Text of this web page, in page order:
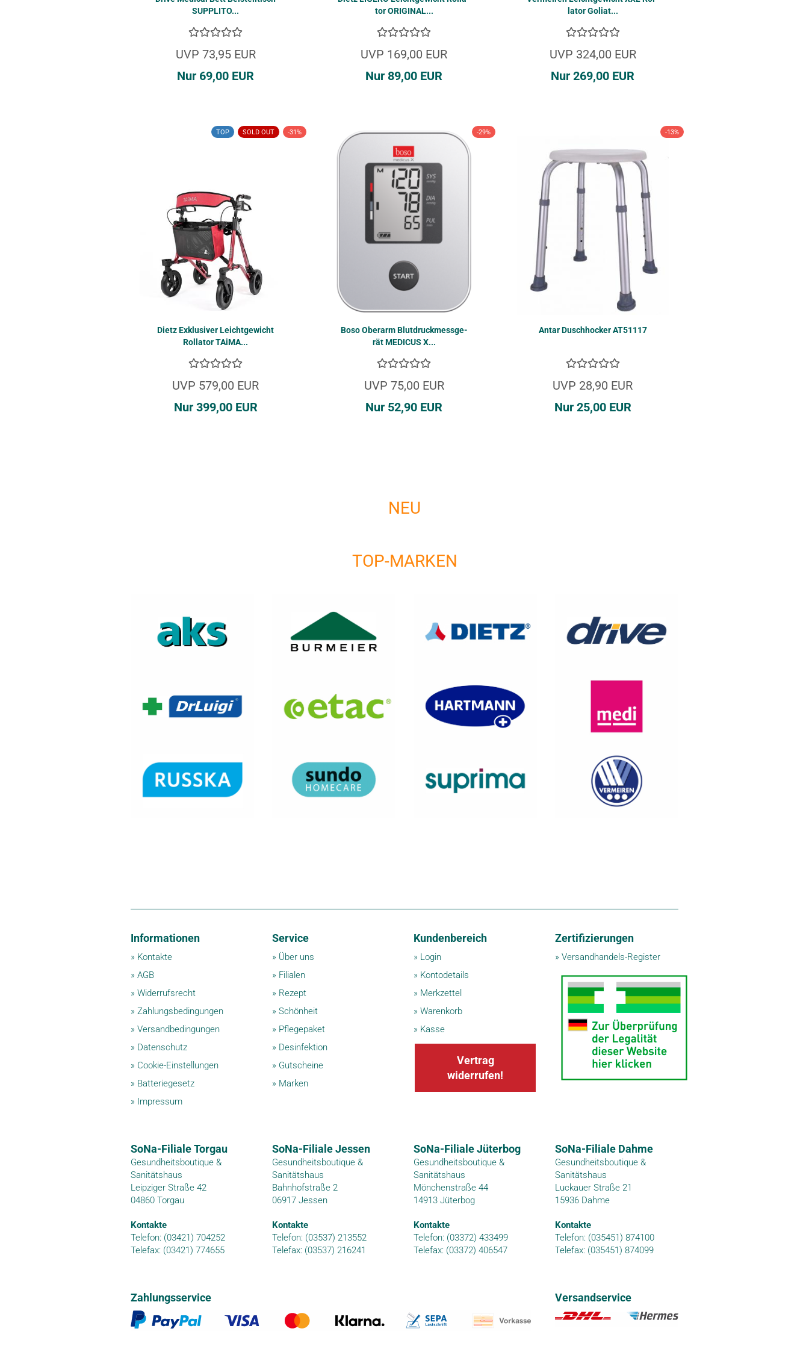
SUP­PLI­TO...
UVP 73,95 EUR
Nur 69,00 EUR
tor ORI­GI­NAL...
UVP 169,00 EUR
Nur 89,00 EUR
la­tor Go­li­at...
UVP 324,00 EUR
Nur 269,00 EUR
TOP SOLD OUT -31%
Dietz Ex­klu­si­ver Leicht­ge­wicht
Rol­la­tor TAiMA...
UVP 579,00 EUR
Nur 399,00 EUR
-29%
Boso Ober­arm Blut­druck­mess­ge­
rät ME­DI­CUS X...
UVP 75,00 EUR
Nur 52,90 EUR
-13%
Antar Dusch­ho­cker AT51117
UVP 28,90 EUR
Nur 25,00 EUR
NEU
TOP-MARKEN
Informationen
» Kontakte
» AGB
» Widerrufsrecht
» Zahlungsbedingungen
» Versandbedingungen
» Datenschutz
» Cookie-Einstellungen
» Batteriegesetz
» Impressum
Service
» Über uns
» Filialen
» Rezept
» Schönheit
» Pflegepaket
» Desinfektion
» Gutscheine
» Marken
Kundenbereich
» Login
» Kontodetails
» Merkzettel
» Warenkorb
» Kasse
Vertrag
widerrufen!
Zertifizierungen
» Versandhandels-Register
SoNa-Filiale Torgau
Gesundheitsboutique &
Sanitätshaus
Leipziger Straße 42
04860 Torgau
Kontakte
Telefon: (03421) 704252
Telefax: (03421) 774655
SoNa-Filiale Jessen
Gesundheitsboutique &
Sanitätshaus
Bahnhofstraße 2
06917 Jessen
Kontakte
Telefon: (03537) 213552
Telefax: (03537) 216241
SoNa-Filiale Jüterbog
Gesundheitsboutique &
Sanitätshaus
Mönchenstraße 44
14913 Jüterbog
Kontakte
Telefon: (03372) 433499
Telefax: (03372) 406547
SoNa-Filiale Dahme
Gesundheitsboutique &
Sanitätshaus
Luckauer Straße 21
15936 Dahme
Kontakte
Telefon: (035451) 874100
Telefax: (035451) 874099
Zahlungsservice Versandservice